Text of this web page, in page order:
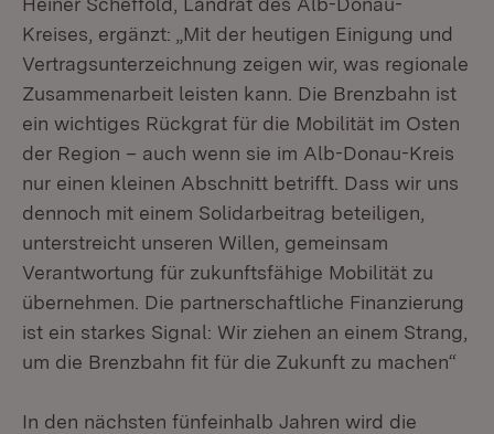
Kreises, ergänzt: „Mit der heutigen Einigung und
Vertragsunterzeichnung zeigen wir, was regionale
Zusammenarbeit leisten kann. Die Brenzbahn ist
ein wichtiges Rückgrat für die Mobilität im Osten
der Region – auch wenn sie im Alb-Donau-Kreis
nur einen kleinen Abschnitt betrifft. Dass wir uns
dennoch mit einem Solidarbeitrag beteiligen,
unterstreicht unseren Willen, gemeinsam
Verantwortung für zukunftsfähige Mobilität zu
übernehmen. Die partnerschaftliche Finanzierung
ist ein starkes Signal: Wir ziehen an einem Strang,
um die Brenzbahn fit für die Zukunft zu machen“
In den nächsten fünfeinhalb Jahren wird die